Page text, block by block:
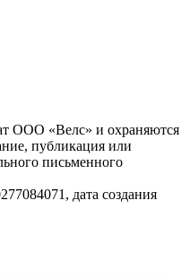
ООО «Велс» и охраняются
публикация или
письменного
дата создания